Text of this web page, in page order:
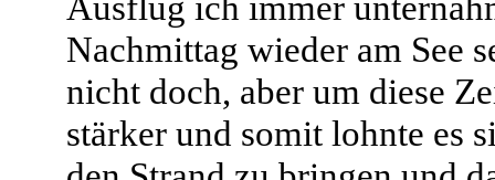
Nachmittag wieder am See
nicht doch, aber um diese
stärker und somit lohnte es